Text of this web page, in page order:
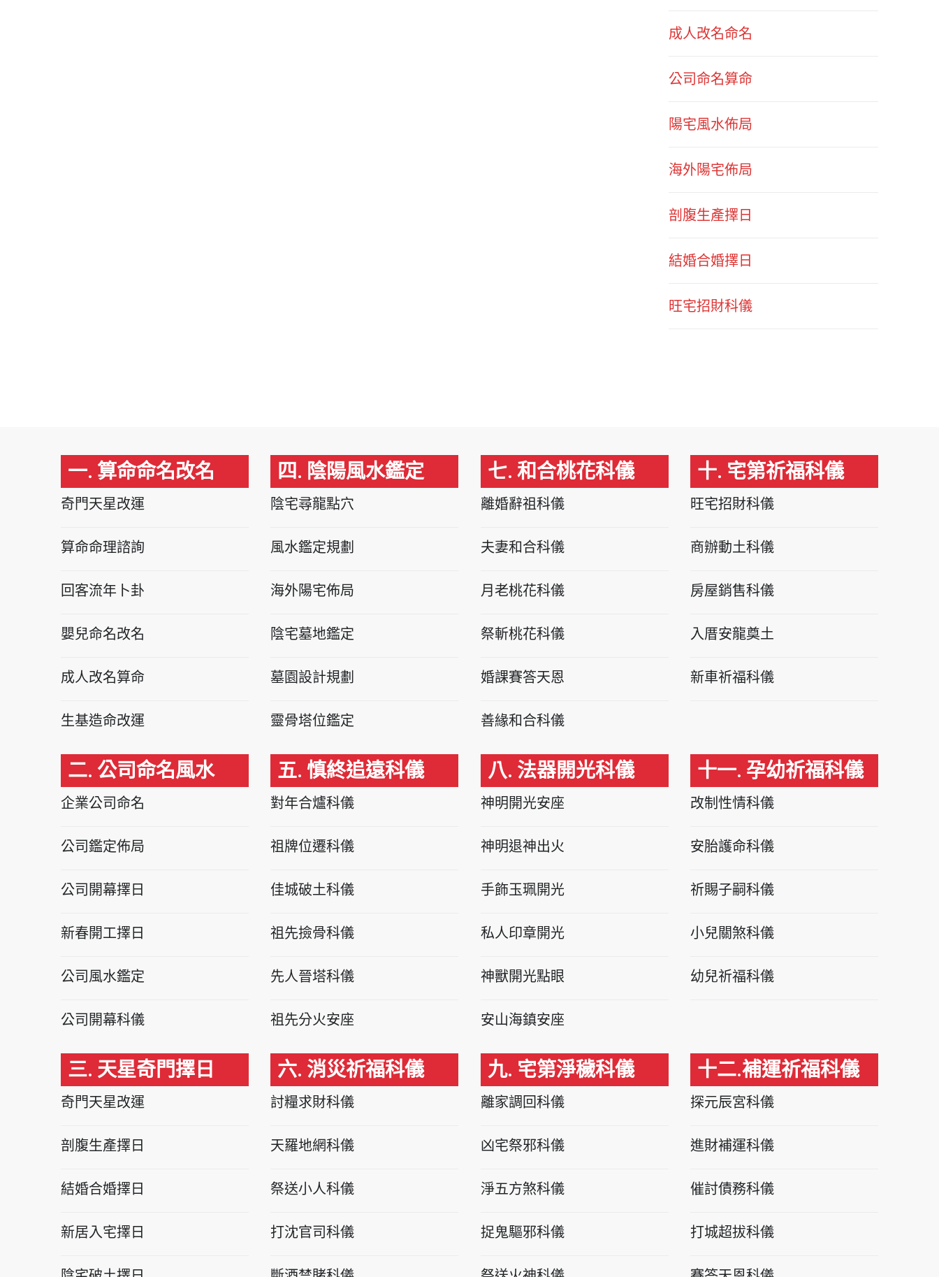
成人改名命名
公司命名算命
陽宅風水佈局
海外陽宅佈局
剖腹生產擇日
結婚合婚擇日
旺宅招財科儀
一. 算命命名改名
奇門天星改運
算命命理諮詢
回客流年卜卦
嬰兒命名改名
成人改名算命
生基造命改運
二. 公司命名風水
企業公司命名
公司鑑定佈局
公司開幕擇日
新春開工擇日
公司風水鑑定
公司開幕科儀
三. 天星奇門擇日
奇門天星改運
剖腹生產擇日
結婚合婚擇日
新居入宅擇日
四. 陰陽風水鑑定
陰宅尋龍點穴
風水鑑定規劃
海外陽宅佈局
陰宅墓地鑑定
墓園設計規劃
靈骨塔位鑑定
五. 慎終追遠科儀
對年合爐科儀
祖牌位遷科儀
佳城破土科儀
祖先撿骨科儀
先人晉塔科儀
祖先分火安座
六. 消災祈福科儀
討糧求財科儀
天羅地網科儀
祭送小人科儀
打沈官司科儀
七. 和合桃花科儀
離婚辭祖科儀
夫妻和合科儀
月老桃花科儀
祭斬桃花科儀
婚課賽答天恩
善緣和合科儀
八. 法器開光科儀
神明開光安座
神明退神出火
手飾玉珮開光
私人印章開光
神獸開光點眼
安山海鎮安座
九. 宅第淨穢科儀
離家調回科儀
凶宅祭邪科儀
淨五方煞科儀
捉鬼驅邪科儀
十. 宅第祈福科儀
旺宅招財科儀
商辦動土科儀
房屋銷售科儀
入厝安龍奠土
新車祈福科儀
十一. 孕幼祈福科儀
改制性情科儀
安胎護命科儀
祈賜子嗣科儀
小兒關煞科儀
幼兒祈福科儀
十二.補運祈福科儀
探元辰宮科儀
進財補運科儀
催討債務科儀
打城超拔科儀